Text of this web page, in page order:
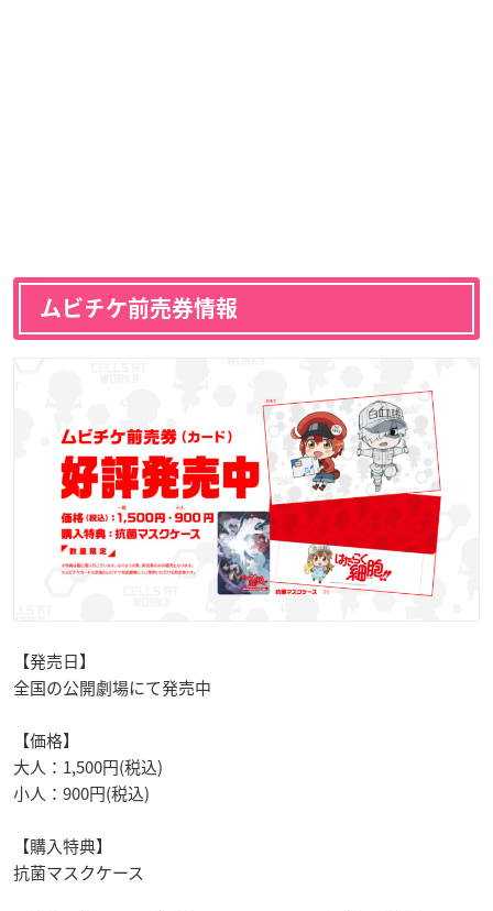
ムビチケ前売券情報
【発売日】
全国の公開劇場にて発売中
【価格】
大人：1,500円(税込)
小人：900円(税込)
【購入特典】
抗菌マスクケース